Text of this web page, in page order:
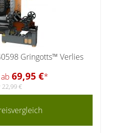
Gringotts™ Verlies
69,95 €*
22,99 €